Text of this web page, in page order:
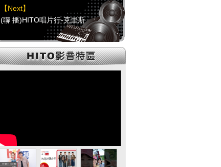
【Next】
(聯 播)HITO唱片行-克里斯
【HitFm正在進行】
(聯播)
(聯播)
HIT DJ-蕭景鴻